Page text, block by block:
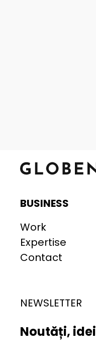
BUSINESS
Work
Expertise
Contact
NEWSLETTER
Noutăți,